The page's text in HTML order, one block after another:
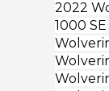
2022
1000 SE